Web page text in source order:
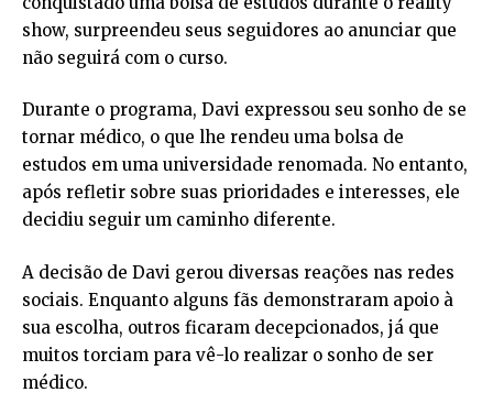
show, surpreendeu seus seguidores ao anunciar que
não seguirá com o curso.
Durante o programa, Davi expressou seu sonho de se
tornar médico, o que lhe rendeu uma bolsa de
estudos em uma universidade renomada. No entanto,
após refletir sobre suas prioridades e interesses, ele
decidiu seguir um caminho diferente.
A decisão de Davi gerou diversas reações nas redes
sociais. Enquanto alguns fãs demonstraram apoio à
sua escolha, outros ficaram decepcionados, já que
muitos torciam para vê-lo realizar o sonho de ser
médico.